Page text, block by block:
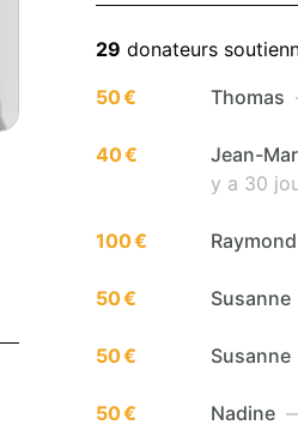
29 donateurs
50 €
Thomas
40 € Jean-
y a 30
100 € Raymond
50 € Susanne
50 € Susanne
50 € Nadine